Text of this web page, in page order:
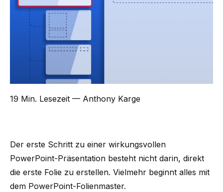
19 Min. Lesezeit — Anthony Karge
Der erste Schritt zu einer wirkungsvollen
PowerPoint-Präsentation besteht nicht darin, direkt
die erste Folie zu erstellen. Vielmehr beginnt alles mit
dem PowerPoint-Folienmaster.